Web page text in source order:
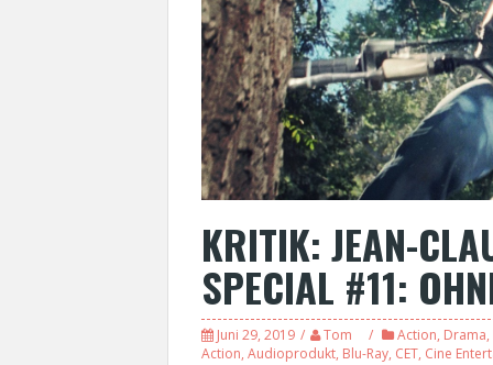
KRITIK: JEAN-
SPECIAL #11:
Juni 29, 2019 Tom Action, Drama,
Action, Audioprodukt, Blu-Ray, CET, Cine